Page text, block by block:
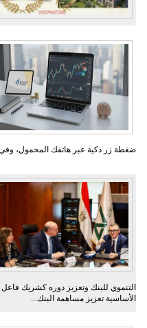
ضغطة زر ذكية عبر هاتفك المحمول، وفي
التنموي للبنك وتعزيز دوره كشريك
الأساسية تعزيز مساهمة البنك...